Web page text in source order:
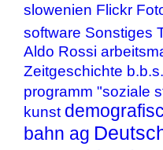
slowenien Flickr
software Sonstiges
Aldo Rossi
Zeitgeschichte
programm "soziale
kunst
bahn ag